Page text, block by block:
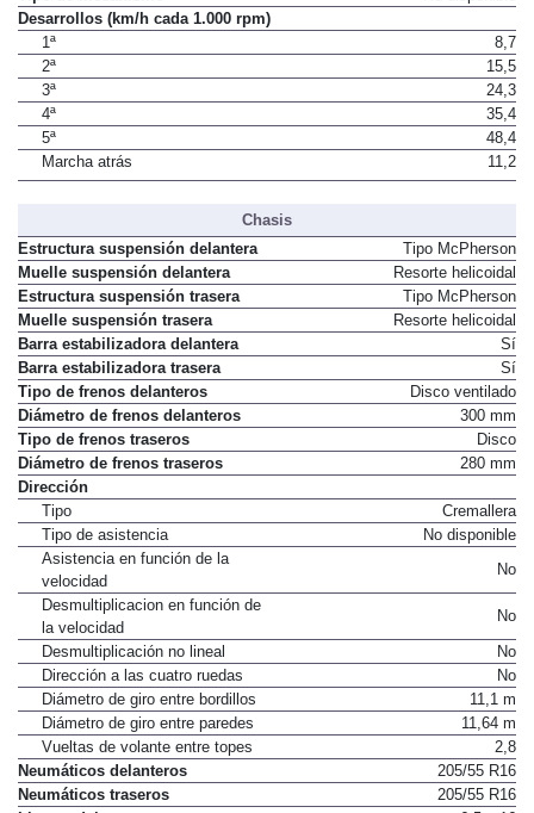
Desarrollos (km/h cada 1.000 rpm)
1ª
8,7
2ª
15,5
3ª
24,3
4ª
35,4
5ª
48,4
Marcha atrás
11,2
Chasis
Estructura suspensión delantera
Tipo McPherson
Muelle suspensión delantera
Resorte helicoidal
Estructura suspensión trasera
Tipo McPherson
Muelle suspensión trasera
Resorte helicoidal
Barra estabilizadora delantera
Sí
Barra estabilizadora trasera
Sí
Tipo de frenos delanteros
Disco ventilado
Diámetro de frenos delanteros
300 mm
Tipo de frenos traseros
Disco
Diámetro de frenos traseros
280 mm
Dirección
Tipo
Cremallera
Tipo de asistencia
No disponible
Asistencia en función de la
velocidad
No
Desmultiplicacion en función de
la velocidad
No
Desmultiplicación no lineal
No
Dirección a las cuatro ruedas
No
Diámetro de giro entre bordillos
11,1 m
Diámetro de giro entre paredes
11,64 m
Vueltas de volante entre topes
2,8
Neumáticos delanteros
205/55 R16
Neumáticos traseros
205/55 R16